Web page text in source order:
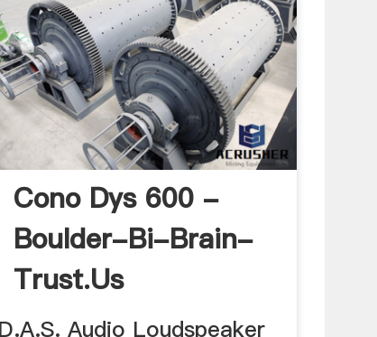
Cono Dys 600 -
Boulder-Bi-Brain-
Trust.us
D.A.S. Audio Loudspeaker